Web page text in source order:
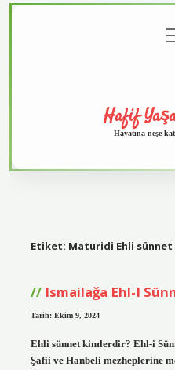
Hafif
Hayatına neşe
Etiket: Maturidi Ehli sünnet
Ismailağa Ehl-I
Tarih: Ekim 9, 2024
Ehli sünnet kimlerdir? Ehl-i
Şafii ve Hanbeli mezheplerine